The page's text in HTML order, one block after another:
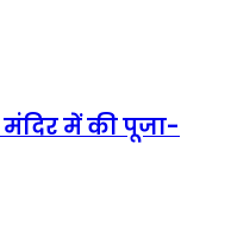
में की पूजा-